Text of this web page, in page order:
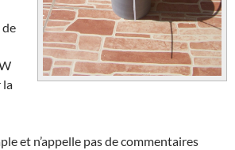
la
et n’appelle pas de commentaires